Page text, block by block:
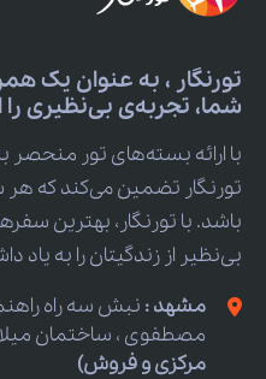
تورنگار ، به عنوان یک
شما، تجربه‌ی بی‌نظیری را
با ارائه بسته‌های تور منحصر
تورنگار تضمین می‌کند که
باشد. با تورنگار، بهترین
بی‌نظیر از زندگیتان را به یاد
مشهد : نبش سه راه
مصطفوی ، ساختمان میلاد ،
مرکزی و فروش)